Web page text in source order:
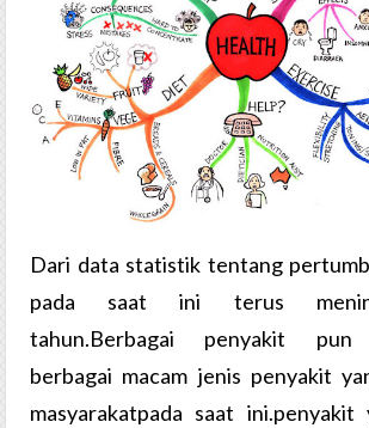
Dari data statistik tentang
pada saat ini terus
tahun.Berbagai penyakit pun
berbagai macam jenis penyakit
masyarakatpada saat ini.penyakit